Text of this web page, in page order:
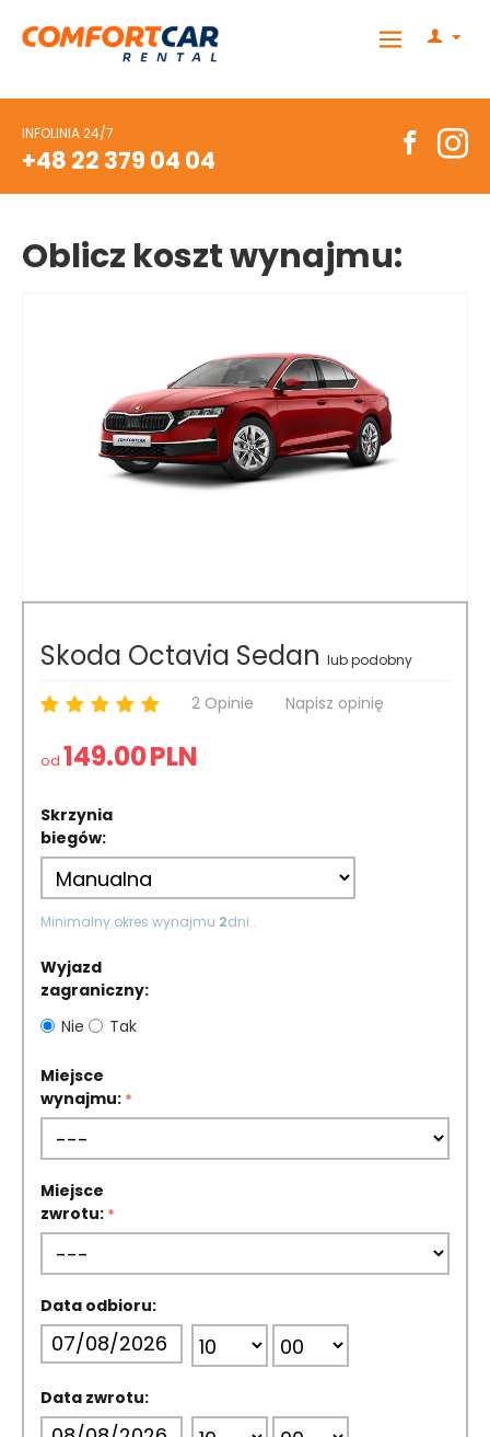
INFOLINIA 24/7
+48 22 379 04 04
Oblicz koszt wynajmu:
Skoda Octavia Sedan lub podobny
2 Opinie Napisz opinię
od 149.00PLN
Skrzynia
biegów:
Minimalny okres wynajmu 2dni..
Wyjazd
zagraniczny:
Nie
Tak
Miejsce
wynajmu:
Miejsce
zwrotu:
Data odbioru:
Data zwrotu: